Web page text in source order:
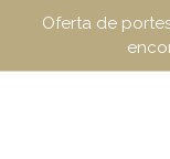
Oferta de